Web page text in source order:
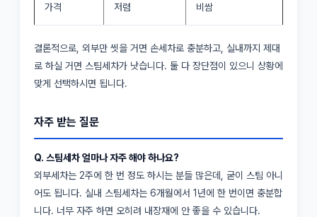
가격 저렴 비쌈
결론적으로, 외부만 씻을 거면 손세차로 충분하고, 실내까지 제대
로 하실 거면 스팀세차가 낫습니다. 둘 다 장단점이 있으니 상황에
맞게 선택하시면 됩니다.
자주 받는 질문
Q. 스팀세차 얼마나 자주 해야 하나요?
외부세차는 2주에 한 번 정도 하시는 분들 많은데, 굳이 스팀 아니
어도 됩니다. 실내 스팀세차는 6개월에서 1년에 한 번이면 충분합
니다. 너무 자주 하면 오히려 내장재에 안 좋을 수 있습니다.